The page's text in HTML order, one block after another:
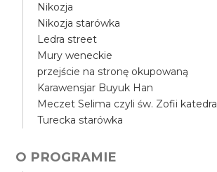
Nikozja
Nikozja starówka
Ledra street
Mury weneckie
przejście na stronę okupowaną
Karawensjar Buyuk Han
Meczet Selima czyli św. Zofii katedra
Turecka starówka
O PROGRAMIE